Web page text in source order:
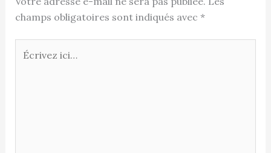
champs obligatoires sont indiqués avec *
Écrivez
ici…